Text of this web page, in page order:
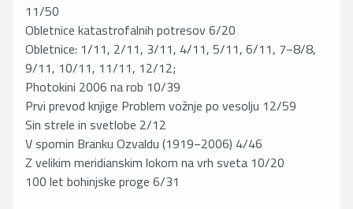
11/50
Obletnice katastrofalnih potresov 6/20
Obletnice: 1/11, 2/11, 3/11, 4/11, 5/11, 6/11, 7−8/8,
9/11, 10/11, 11/11, 12/12;
Photokini 2006 na rob 10/39
Prvi prevod knjige Problem vožnje po vesolju 12/59
Sin strele in svetlobe 2/12
V spomin Branku Ozvaldu (1919−2006) 4/46
Z velikim meridianskim lokom na vrh sveta 10/20
100 let bohinjske proge 6/31